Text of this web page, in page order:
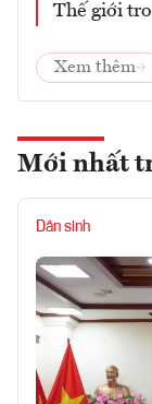
Thế giới
Xem thêm
Mới nhất
Dân sinh